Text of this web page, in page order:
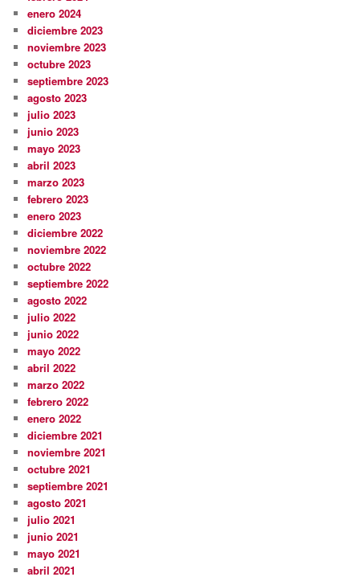
enero 2024
diciembre 2023
noviembre 2023
octubre 2023
septiembre 2023
agosto 2023
julio 2023
junio 2023
mayo 2023
abril 2023
marzo 2023
febrero 2023
enero 2023
diciembre 2022
noviembre 2022
octubre 2022
septiembre 2022
agosto 2022
julio 2022
junio 2022
mayo 2022
abril 2022
marzo 2022
febrero 2022
enero 2022
diciembre 2021
noviembre 2021
octubre 2021
septiembre 2021
agosto 2021
julio 2021
junio 2021
mayo 2021
abril 2021